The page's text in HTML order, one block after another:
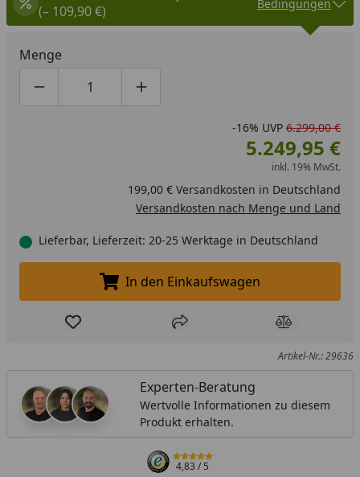
(– 109,90 €)
Bedingungen
Menge
Produktmenge um eins verringern
Produktmenge manuell eingeben
Produktmenge um eins erhöhen
-16% UVP 6.299,00 €
5.249,95 €
inkl. 19% MwSt.
199,00 € Versandkosten in Deutschland
Versandkosten nach Menge und Land
Lieferbar, Lieferzeit: 20-25 Werktage in Deutschland
In den Einkaufswagen legen
In den Einkaufswagen
Produkt zur Wunschliste hinzufügen
Teilen Produkt
Artikel-Nr.: 29636
Experten-Beratung
Wertvolle Informationen zu diesem
Produkt erhalten.
4,83/ 5